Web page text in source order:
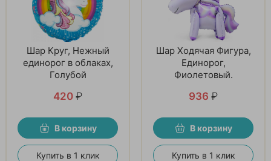
Шар Круг, Нежный
единорог в облаках,
Голубой
420 ₽
В корзину
Купить в 1 клик
Шар Ходячая Фигура,
Единорог,
Фиолетовый.
936 ₽
В корзину
Купить в 1 клик